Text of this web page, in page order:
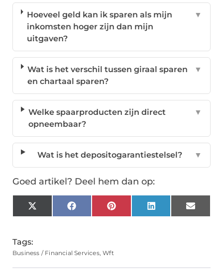
Hoeveel geld kan ik sparen als mijn
inkomsten hoger zijn dan mijn
uitgaven?
▼
Wat is het verschil tussen giraal sparen
en chartaal sparen?
▼
Welke spaarproducten zijn direct
opneembaar?
▼
Wat is het depositogarantiestelsel? ▼
Goed artikel? Deel hem dan op:
X
(Twitter)
FacebookPinterestLinkedIn Email
Tags:
Business / Financial Services,Wft